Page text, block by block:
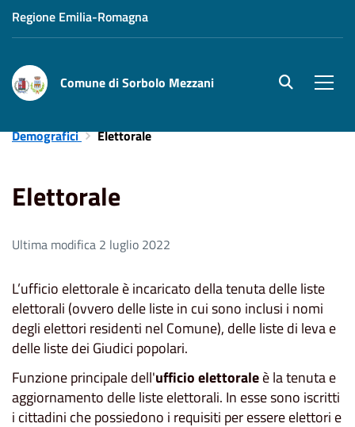
Regione Emilia-Romagna
Comune di Sorbolo Mezzani site.searc
Demografici
Elettorale
Elettorale
Ultima modifica 2 luglio 2022
L’ufficio elettorale è incaricato della tenuta delle liste
elettorali (ovvero delle liste in cui sono inclusi i nomi
degli elettori residenti nel Comune), delle liste di leva e
delle liste dei Giudici popolari.
Funzione principale dell'ufficio elettoraleè la tenuta e
aggiornamento delle liste elettorali. In esse sono iscritti
i cittadini che possiedono i requisiti per essere elettori e